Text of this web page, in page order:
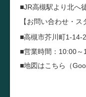
■JR高槻駅より北へ
【お問い合わせ・
■高槻市芥川町1-14-
■営業時間：10:00～
■地図はこちら（